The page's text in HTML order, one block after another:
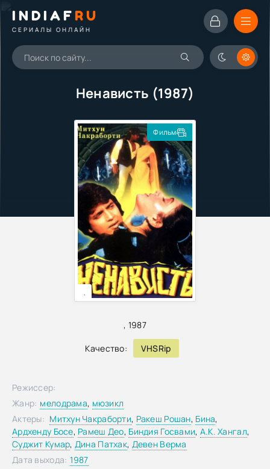
INDIAFRU
СЕРИАЛЫ ОНЛАЙН
Ненависть (1987)
, 1987
Качество: VHSRip
Фильм
,
Режиссер:
Жанр: мелодрама, мюзикл
Актеры: Митхун Чакраборти, Ракеш Рошан, Бина,
Ардхенду Босе, Рамеш Део, Биндия Госвами, А.К. Хангал,
Суджит Кумар, Дина Патхак, Девен Верма
Дата выхода: 1987